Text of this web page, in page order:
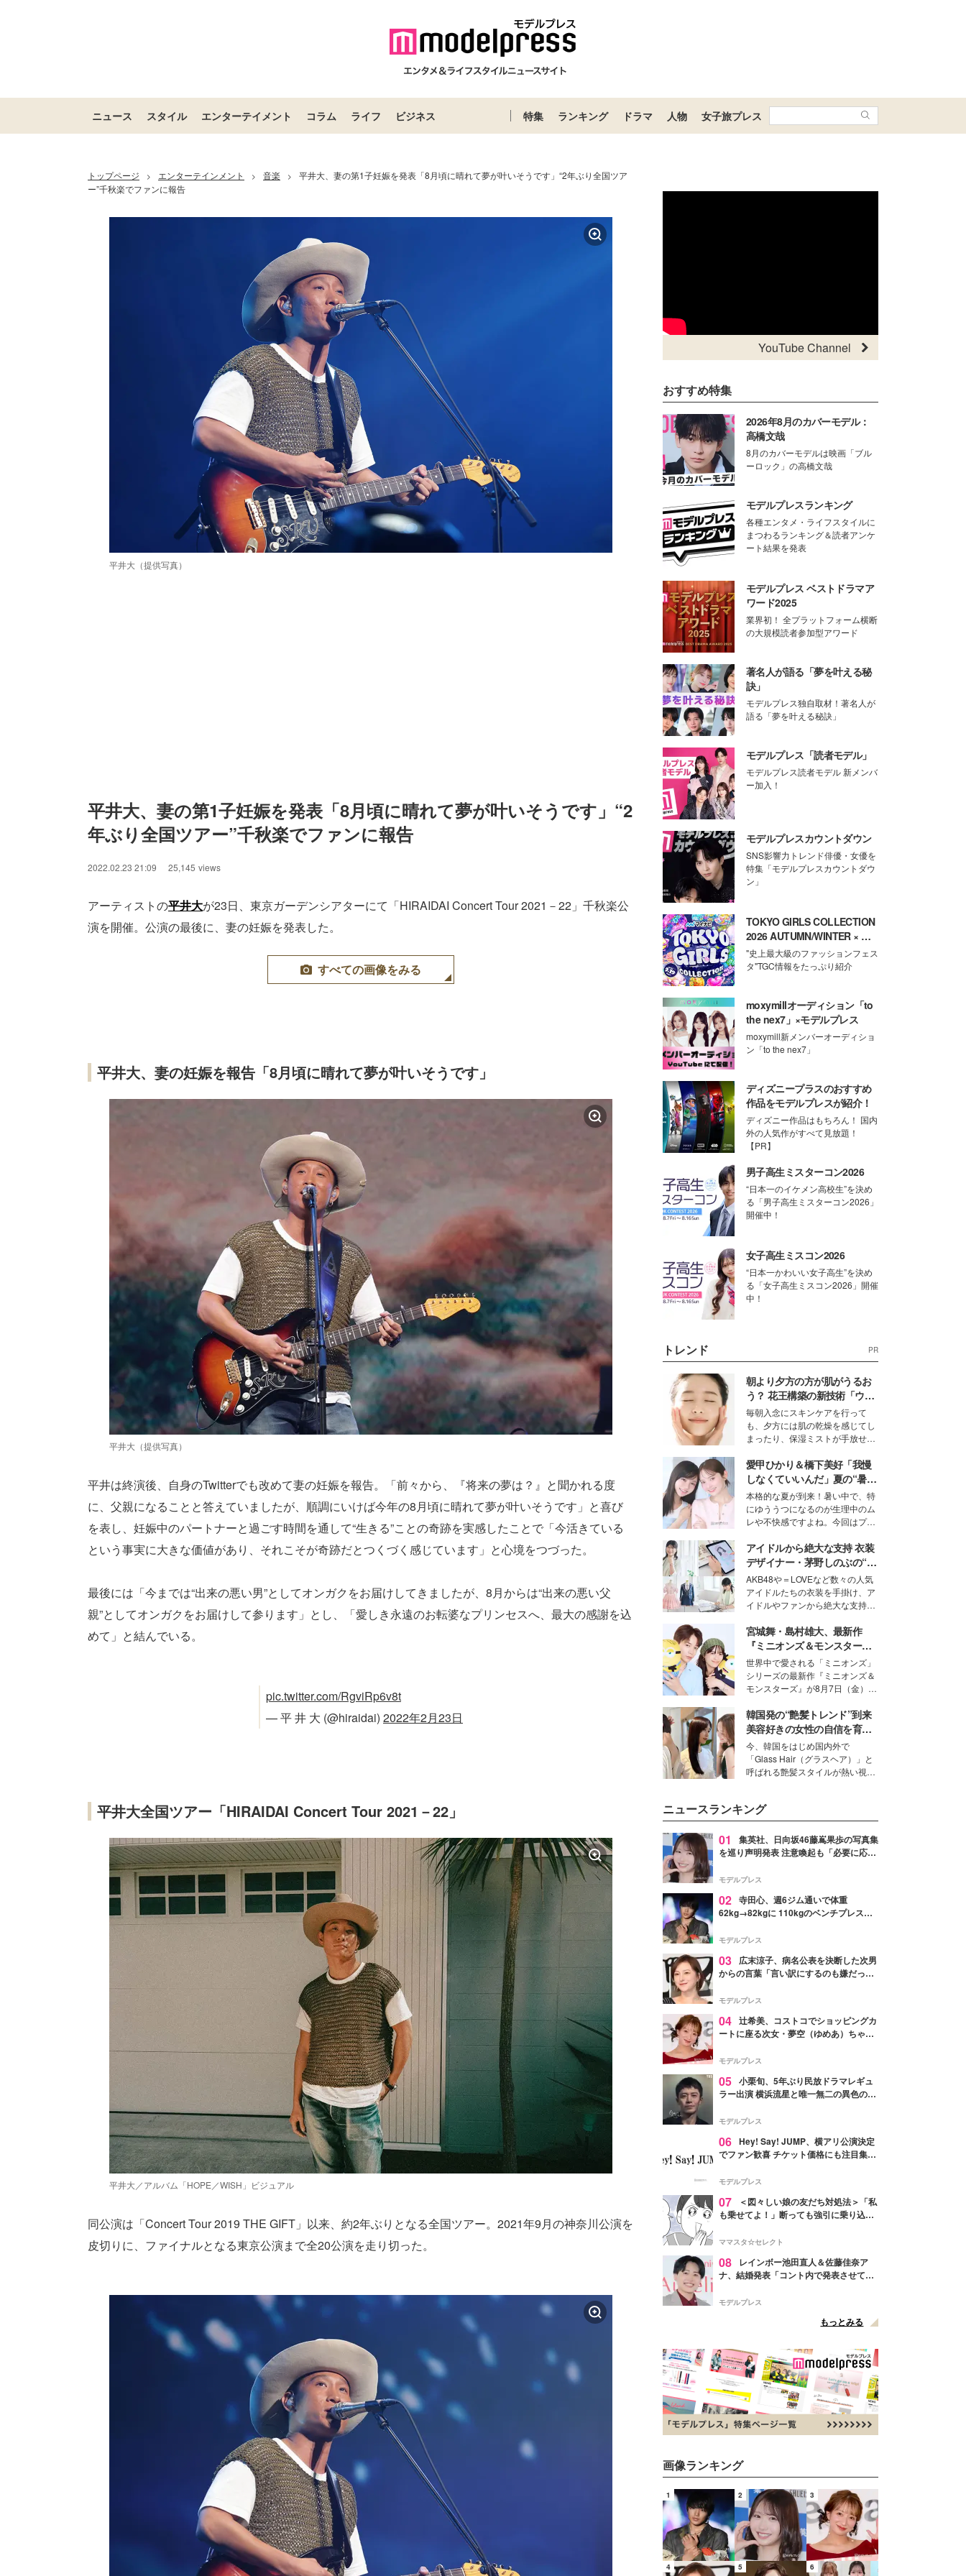
ニュース スタイル エンターテイメント コラム ライフ ビジネス 特集 ランキング ドラマ 人物 女子旅プレス
トップページ > エンターテインメント > 音楽 >
平井大、妻の第1子妊娠を発表「8月頃に晴れて夢が叶いそうです」“2年ぶり全国ツア
ー”千秋楽でファンに報告
平井大（提供写真）
平井大、妻の第1子妊娠を発表「8月頃に晴れて夢が叶いそうです」“2
年ぶり全国ツアー”千秋楽でファンに報告
2022.02.23 21:09 25,145 views
アーティストの平井大が23日、東京ガーデンシアターにて「HIRAIDAI Concert Tour 2021－22」千秋楽公
演を開催。公演の最後に、妻の妊娠を発表した。
すべての画像をみる
平井大、妻の妊娠を報告「8月頃に晴れて夢が叶いそうです」
平井大（提供写真）
平井は終演後、自身のTwitterでも改めて妻の妊娠を報告。「前々から、『将来の夢は？』と聞かれる度
に、父親になることと答えていましたが、順調にいけば今年の8月頃に晴れて夢が叶いそうです」と喜び
を表し、妊娠中のパートナーと過ごす時間を通して“生きる”ことの奇跡を実感したことで「今活きている
という事実に大きな価値があり、それこそが奇跡だとつくづく感じています」と心境をつづった。
最後には「今までは“出来の悪い男”としてオンガクをお届けしてきましたが、8月からは“出来の悪い父
親”としてオンガクをお届けして参ります」とし、「愛しき永遠のお転婆なプリンセスへ、最大の感謝を込
めて」と結んでいる。
pic.twitter.com/RgviRp6v8t
— 平 井 大 (@hiraidai) 2022年2月23日
平井大全国ツアー「HIRAIDAI Concert Tour 2021－22」
平井大／アルバム「HOPE／WISH」ビジュアル
同公演は「Concert Tour 2019 THE GIFT」以来、約2年ぶりとなる全国ツアー。2021年9月の神奈川公演を
皮切りに、ファイナルとなる東京公演まで全20公演を走り切った。
YouTube Channel
おすすめ特集
2026年8月のカバーモデル：
高橋文哉
8月のカバーモデルは映画「ブル
ーロック」の高橋文哉
モデルプレスランキング
各種エンタメ・ライフスタイルに
まつわるランキング＆読者アンケ
ート結果を発表
モデルプレス ベストドラマア
ワード2025
業界初！ 全プラットフォーム横断
の大規模読者参加型アワード
著名人が語る「夢を叶える秘
訣」
モデルプレス独自取材！著名人が
語る「夢を叶える秘訣」
モデルプレス「読者モデル」
モデルプレス読者モデル 新メンバ
ー加入！
モデルプレスカウントダウン
SNS影響力トレンド俳優・女優を
特集「モデルプレスカウントダウ
ン」
TOKYO GIRLS COLLECTION
2026 AUTUMN/WINTER × モ
デルプレス
"史上最大級のファッションフェス
タ"TGC情報をたっぷり紹介
moxymillオーディション「to
the nex7」×モデルプレス
moxymill新メンバーオーディショ
ン「to the nex7」
ディズニープラスのおすすめ
作品をモデルプレスが紹介！
ディズニー作品はもちろん！ 国内
外の人気作がすべて見放題！
【PR】
男子高生ミスターコン2026
“日本一のイケメン高校生”を決め
る「男子高生ミスターコン2026」
開催中！
女子高生ミスコン2026
“日本一かわいい女子高生”を決め
る「女子高生ミスコン2026」開催
中！
トレンド PR
朝より夕方の方が肌がうるお
う？ 花王構築の新技術「ウォ
ーターキャプチャリングスキ
ン（捕水肌）」がスキンケア
の常識を変える予感
毎朝入念にスキンケアを行って
も、夕方には肌の乾燥を感じてし
まったり、保湿ミストが手放せな
な美容の常識を大きく変える可能
性を秘めた、革新的な「Water
Capturing Skin（ウォーターキャ
プチャリングスキン：捕水肌）」
技術を、花王が構築した。
愛甲ひかり＆橋下美好「我慢
しなくていいんだ」夏の“暑さ
対策”の新しい選択肢とは？
本格的な夏が到来！暑い中で、特
にゆううつになるのが生理中のム
レや不快感ですよね。今回はプラ
モデル・愛甲ひかりさんと橋下美
好さんを迎えて本音で女子会トー
ク。猛暑のお出かけを快適に過ご
すヒントや、2人が感動した夏の
生理の新常識にも迫りました。
アイドルから絶大な支持 衣装
デザイナー・茅野しのぶの“可
愛い”を作る美学＜「シチズン
クロスシー」インタビュー＞
AKB48や＝LOVEなど数々の人気
アイドルたちの衣装を手掛け、ア
イドルやファンから絶大な支持を
取締役兼クリエイティブディレク
ター・茅野しのぶ。一人ひとりの
個性に寄り添い、魅力を引き出す
衣装作りは、多くの女性たちに勇
気と自信を与え続けている。
宮城舞・島村雄大、最新作
『ミニオンズ＆モンスター
ズ』の魅力熱弁 ハチャメチャ
だけじゃない“友情と絆”に感
動
世界中で愛される「ミニオンズ」
シリーズの最新作『ミニオンズ＆
モンスターズ』が8月7日（金）に
ニオン好き”という共通点を持つモ
デルの宮城舞と島村雄大の特別対
談をお届け！それぞれの視点か
ら、今作ならではの魅力や予想外
の感動をもたらす奥深いストーリ
ーについて熱く語り合ってもらっ
韓国発の“艶髪トレンド”到来
美容好きの女性の自信を育む
「ヘアケア事情」って？
今、韓国をはじめ国内外で
「Glass Hair（グラスヘア）」と
呼ばれる艶髪スタイルが熱い視線
して、“髪そのものの美しさ”に改
めて注目する人が増えている様
子。今回は、そんな憧れの艶やか
な髪を日常で叶える、美容好きの
ます。
ニュースランキング
01
集英社、日向坂46藤嶌果歩の写真集
を巡り声明発表 注意喚起も「必要に応じ
モデルプレス
02 寺田心、週6ジム通いで体重
62kg→82kgに 110kgのベンチプレス持
「かっこいい」と反響
モデルプレス
03
広末涼子、病名公表を決断した次男
からの言葉「言い訳にするのも嫌だっ
モデルプレス
04 辻希美、コストコでショッピングカ
ートに座る次女・夢空（ゆめあ）ちゃん
ぎ」「成長を感じる」の声
モデルプレス
05 小栗旬、5年ぶり民放ドラマレギュ
ラー出演 横浜流星と唯一無二の異色のバ
モデルプレス
06 Hey! Say! JUMP、横アリ公演決定
でファン歓喜 チケット価格にも注目集ま
モデルプレス
07
＜図々しい娘の友だち対処法＞「私
も乗せてよ！」断っても強引に乗り込ん
ママスタ☆セレクト
08
レインボー池田直人＆佐藤佳奈ア
ナ、結婚発表「コント内で発表させてい
点変更のため
モデルプレス
もっとみる
画像ランキング
1 2 3
4 5 6